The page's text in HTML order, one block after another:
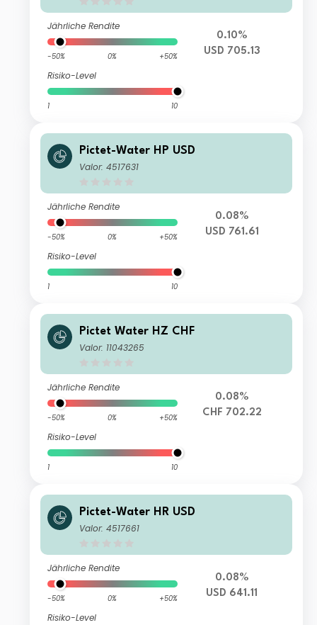
Jährliche Rendite
-50% 0% +50%
Risiko-Level
1 10
0.10%
USD 705.13
Pictet-Water HP USD
Valor: 4517631
Jährliche Rendite
-50% 0% +50%
Risiko-Level
1 10
0.08%
USD 761.61
Pictet Water HZ CHF
Valor: 11043265
Jährliche Rendite
-50% 0% +50%
Risiko-Level
1 10
0.08%
CHF 702.22
Pictet-Water HR USD
Valor: 4517661
Jährliche Rendite
-50% 0% +50%
Risiko-Level
0.08%
USD 641.11